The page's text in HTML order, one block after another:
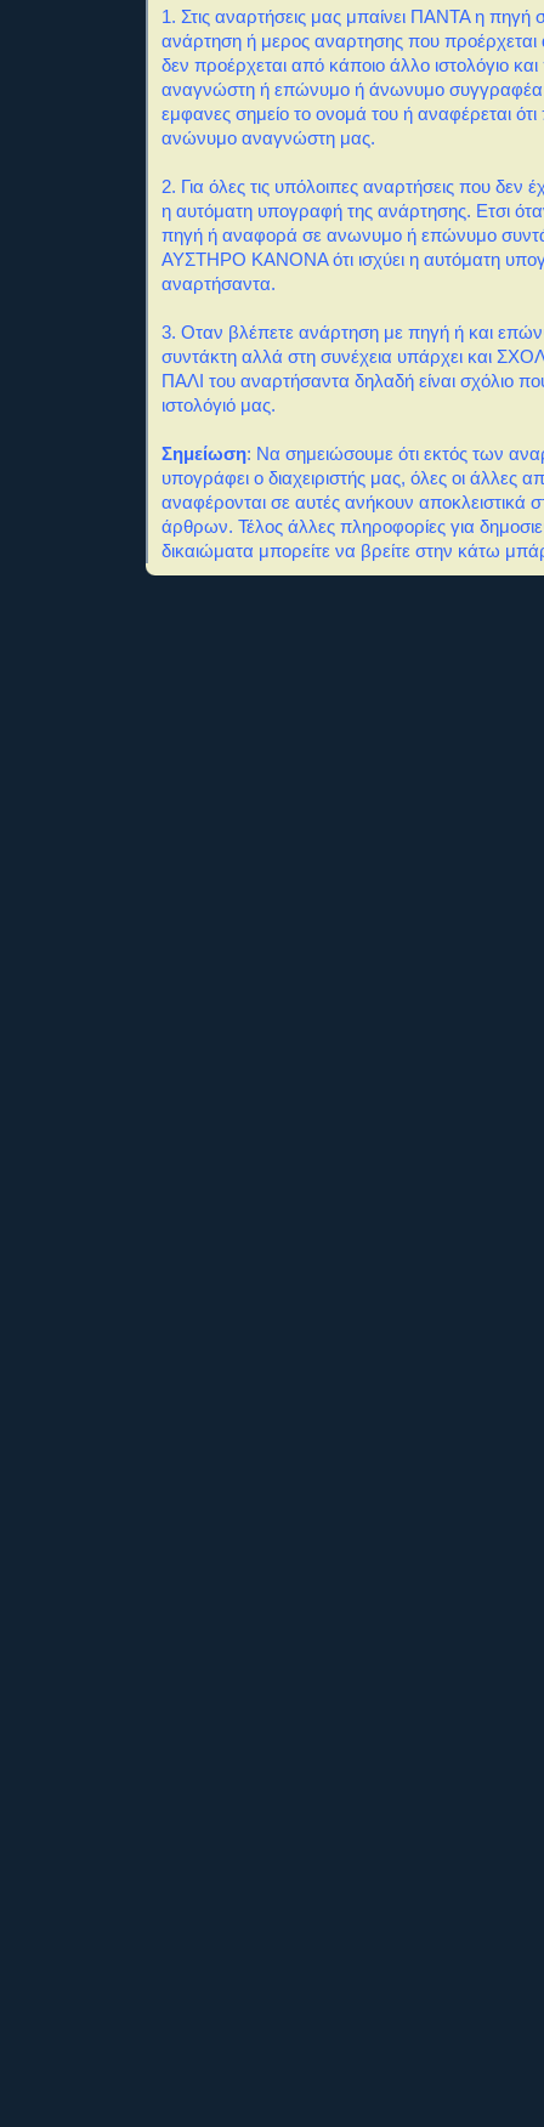
1. Στις αναρτήσεις μας μπαίνει ΠΑΝΤΑ η πηγή
ανάρτηση ή μερος αναρτησης που προέρχεται
δεν προέρχεται από κάποιο άλλο ιστολόγιο
αναγνώστη ή επώνυμο ή άνωνυμο
εμφανες σημείο το ονομά του ή αναφέρεται
ανώνυμο αναγνώστη μας.
2. Για όλες τις υπόλοιπες αναρτήσεις που δεν
η αυτόματη υπογραφή της ανάρτησης. Ετσι
πηγή ή αναφορά σε ανωνυμο ή επώνυμο
ΑΥΣΤΗΡΟ ΚΑΝΟΝΑ ότι ισχύει η αυτόματη
αναρτήσαντα.
3. Οταν βλέπετε ανάρτηση με πηγή ή και
συντάκτη αλλά στη συνέχεια υπάρχει και
ΠΑΛΙ του αναρτήσαντα δηλαδή είναι σχόλιο
ιστολόγιό μας.
Σημείωση: Να σημειώσουμε ότι εκτός των
υπογράφει ο διαχειριστής μας, όλες οι άλλες
αναφέρονται σε αυτές ανήκουν αποκλειστικά
άρθρων. Τέλος άλλες πληροφορίες για
δικαιώματα μπορείτε να βρείτε στην κάτω